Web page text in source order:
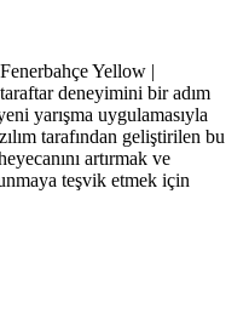
Yellow |
deneyimini bir adım
yarışma uygulamasıyla
tarafından geliştirilen bu
artırmak ve
teşvik etmek için